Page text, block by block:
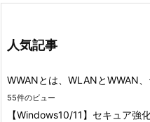
人気記事
WWANとは、WLANとWWAN
55件のビュー
【Windows10/11】セキュア強